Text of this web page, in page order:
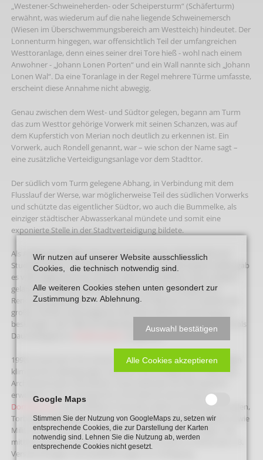
„Westener-Schweineherden- oder Scheipersturm“ (Schäferturm)
erwähnt, was wiederum auf die nahe liegende Schweinemersch
(Wiesen im Überschwemmungsbereich am Westteich) hindeutet. Der
Lonnenturm hingegen, war offensichtlich Teil der um­fangrei­chen
Westtoranlage, denn eines seiner drei Tore hieß - wohl nach einem
Anwohner - „Johann Lonen Porten“ und ein Wall nannte sich „Johann
Lonen Wal“. Da eine Toranlage in der Re­gel mehrere Türme umfasste,
erscheint diese Annahme nicht abwegig.
Genau zwischen dem West- und Südtor gelegen, begann am Turm
das zum Westtor gehörige Vorwerk mit seinen Schanzen, was auf
dem Kup­ferstich von Merian noch deutlich zu erkennen ist. Ein
Vorwerk, auch Rondell genannt, war – wie schon der Name sagt –
eine zusätz­liche Verteidigungsanlage vor dem Stadttor.
Der südlich vom Turm gelegene Abhang, in Verbindung mit dem
Fluss­lauf der Werse, war möglicherweise Teil des südlichen Vorwerks
und schützte das eigentlicher Südtor, wo auch die Bummelke, als
einzi­ger städtischer Abwasserkanal mündete und somit eine
exponierte Stelle in der Stadtverteidigung bildete.
Als Anfang der 1960er Jahre der Heimatverein unter Vorsitz von
Studiendirektor Leo Winter die Turmruine instand setzen wollte, gab
es viele Gegenstim­men die den Abbruch forderten. Doch unbeirrt
gelang von 1962 bis 1964 die Ausführung der umfangreichen
Renovierungsarbeiten. Im restaurierten Wehrturm ist seitdem ein
großer Teil der vereinseigenen heimatkundlichen Sammlung zu
besichtigen. Seit 1986 sind allerdings die bedeutenderen Objekte als
Dauerleihgabe im
1998 musste der Turm erneut restauriert werden. Die ungünstigen
klimatischen Bedingungen machten eine Verlegung vor allem des
Archivbestandes erforderlich; heute befindet sich die dauernd
erweiterte, sehr umfangreiche archivalische Sammlung im
Dormitorium
. Die verbliebene heimatkundliche Sammlung (Fossilien,
Torbalken, Ofenplatten, haus- und landwirtschaftliche Objekte sowie
Militaria) ist im ersten sowie dritten Geschoss zu besichtigen. Das
mittlere Geschoss steht heute für unterschiedliche Anlässe wie z. B.
Versammlungen und Stadtführungen zur Verfügung.
Wir nutzen auf unserer Website ausschliesslich
Cookies, die technisch notwendig sind.
Alle weiteren Cookies stehen unten gesondert zur
Zustimmung bzw. Ablehnung.
Auswahl bestätigen
Alle Cookies akzeptieren
Google Maps
Stimmen Sie der Nutzung von GoogleMaps zu, setzen wir
entsprechende Cookies, die zur Darstellung der Karten
notwendig sind. Lehnen Sie die Nutzung ab, werden
entsprechende Cookies nicht gesetzt.